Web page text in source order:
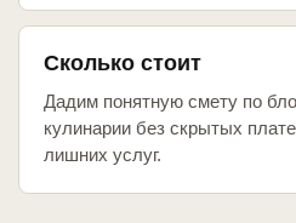
Сколько стоит
Дадим понятную смету по
кулинарии без скрытых
лишних услуг.